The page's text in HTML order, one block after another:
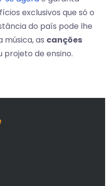
exclusivos que só o
do país pode lhe
música, as canções
projeto de ensino.